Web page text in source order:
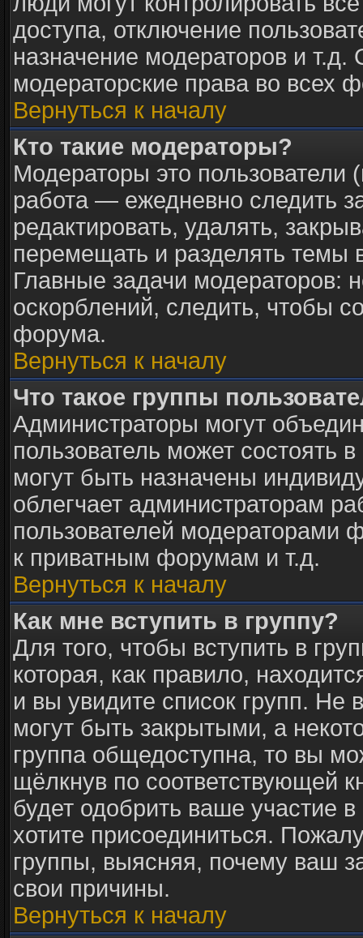
доступа, отключение
назначение модераторов и
модераторские права во всех
Вернуться к началу
Кто такие модераторы?
Модераторы это пользователи
работа — ежедневно следить
редактировать, удалять,
перемещать и разделять темы
Главные задачи модераторов:
оскорблений, следить, чтобы
форума.
Вернуться к началу
Что такое группы
Администраторы могут
пользователь может состоять
могут быть назначены
облегчает администраторам
пользователей модераторами
к приватным форумам и т.д.
Вернуться к началу
Как мне вступить в группу?
Для того, чтобы вступить в
которая, как правило,
и вы увидите список групп. Не
могут быть закрытыми, а
группа общедоступна, то вы
щёлкнув по соответствующей
будет одобрить ваше участие
хотите присоединиться.
группы, выясняя, почему ваш
свои причины.
Вернуться к началу